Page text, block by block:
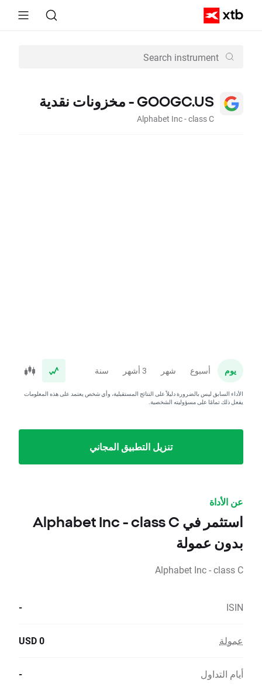
GOOGC.US - مخزونات نقدية
Alphabet Inc - class C
يوم أسبوع شهر 3 أشهر سنة
الأداء السابق ليس بالضرورة دليلاً على النتائج المستقبلية، وأي شخص يعتمد على هذه المعلومات
يفعل ذلك تمامًا على مسؤوليته الشخصية.
تنزيل التطبيق المجاني
عن الأداة
استثمر في Alphabet Inc - class C
بدون عمولة
Alphabet Inc - class C
ISIN
-
عمولة 0 USD
أيام التداول -